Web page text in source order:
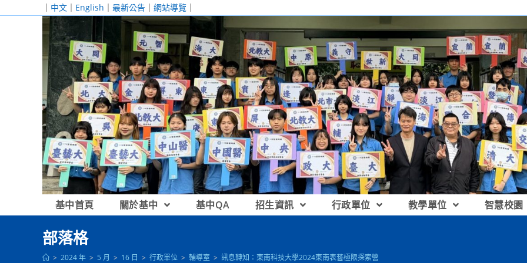
｜ 中文 ｜ English ｜ 最新公告 ｜ 網站導覽 ｜
基中首頁 關於基中 基中QA 招生資訊 行政單位 教學單位 智慧校園
部落格
> 2024 年 > 5 月 > 16 日 > 行政單位 > 輔導室 > 訊息轉知：東南科技大學2024東南表藝極限探索營